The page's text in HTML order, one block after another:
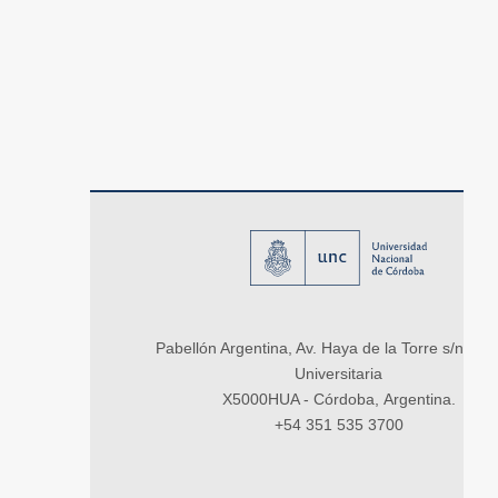
Pabellón Argentina, Av. Haya de la Torre s/n,
Universitaria
X5000HUA - Córdoba, Argentina.
+54 351 535 3700